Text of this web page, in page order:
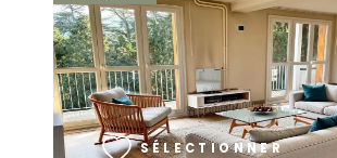
SÉLECTIONNER
VOIR LE BIEN